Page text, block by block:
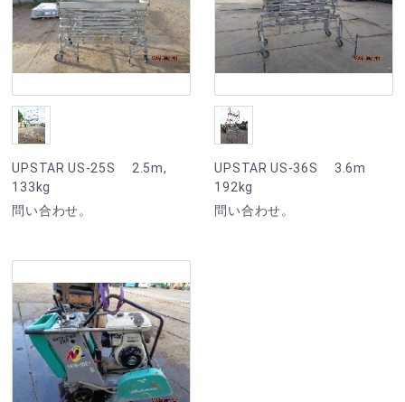
UPSTAR US-25S 2.5m,
133kg
問い合わせ。
UPSTAR US-36S 3.6m
192kg
問い合わせ。